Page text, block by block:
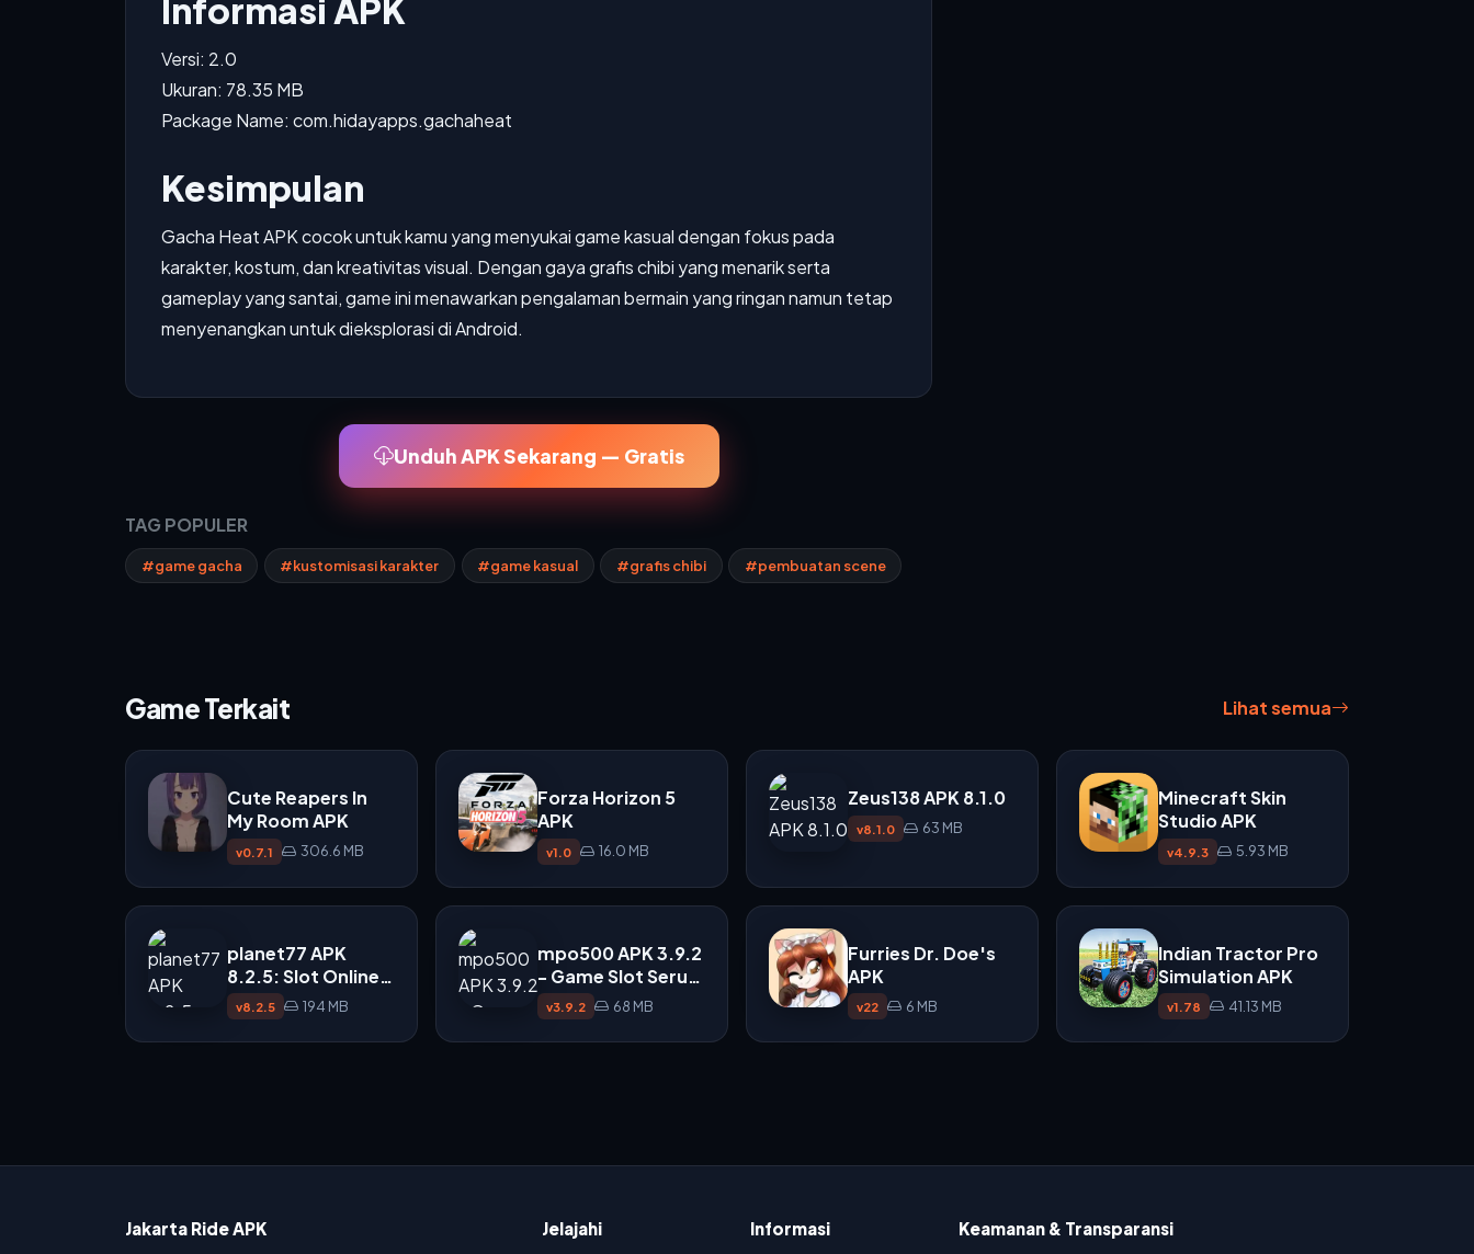
Informasi APK
Versi: 2.0
Ukuran: 78.35 MB
Package Name: com.hidayapps.gachaheat
Kesimpulan
Gacha Heat APK cocok untuk kamu yang menyukai game kasual dengan fokus pada
karakter, kostum, dan kreativitas visual. Dengan gaya grafis chibi yang menarik serta
gameplay yang santai, game ini menawarkan pengalaman bermain yang ringan namun tetap
menyenangkan untuk dieksplorasi di Android.
Unduh APK Sekarang — Gratis
TAG POPULER
#game gacha #kustomisasi karakter #game kasual #grafis chibi #pembuatan scene
Game Terkait Lihat semua
Cute Reapers In
My Room APK
v0.7.1 306.6 MB
Forza Horizon 5
APK
v1.0 16.0 MB
Zeus138 APK 8.1.0
v8.1.0 63 MB
Minecraft Skin
Studio APK
v4.9.3 5.93 MB
planet77 APK
8.2.5: Slot Online
Seru dengan
Gameplay Cepat
v8.2.5 194 MB
mpo500 APK 3.9.2
- Game Slot Seru
dengan Gameplay
Cepat
v3.9.2 68 MB
Furries Dr. Doe's
APK
v22 6 MB
Indian Tractor Pro
Simulation APK
v1.78 41.13 MB
Jakarta Ride APK Jelajahi Informasi Keamanan & Transparansi